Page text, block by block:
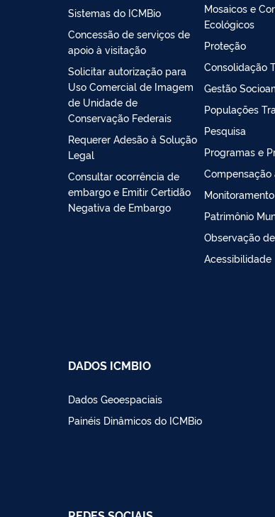
Sistemas do ICMBio
Concessão de serviços de
apoio à visitação
Solicitar autorização para
Uso Comercial de Imagem
de Unidade de
Conservação Federais
Requerer Adesão à Solução
Legal
Consultar ocorrência de
embargo e Emitir Certidão
Negativa de Embargo
Mosaicos e
Ecológicos
Proteção
Consolidação
Gestão
Populações
Pesquisa
Programas e
Monitoramento
Patrimônio
Observação
Acessibilidade
DADOS ICMBIO
Dados Geoespaciais
Painéis Dinâmicos do ICMBio